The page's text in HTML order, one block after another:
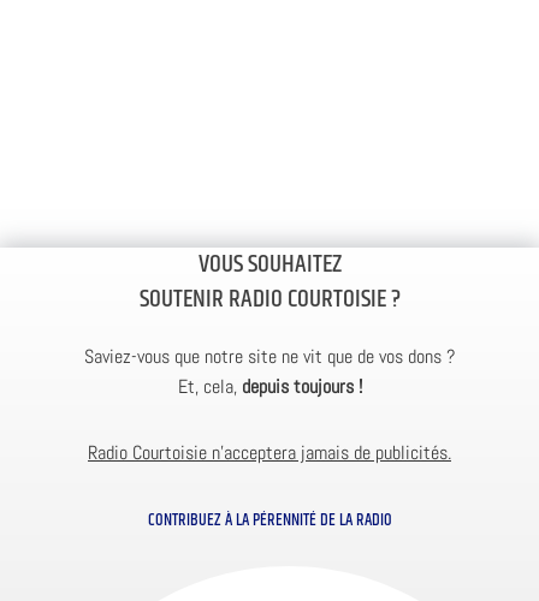
VOUS SOUHAITEZ
SOUTENIR RADIO COURTOISIE ?
Saviez-vous que notre site ne vit que de vos dons ?
Et, cela, depuis toujours !
Radio Courtoisie n’acceptera jamais de publicités.
CONTRIBUEZ À LA PÉRENNITÉ DE LA RADIO